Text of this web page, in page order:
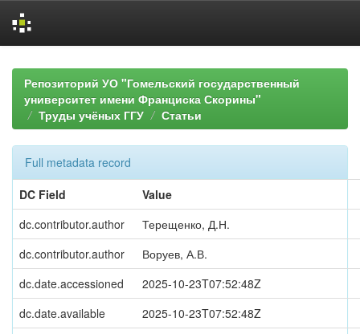
navigationРепозиторий УО "Гомельский государственный
университет имени Франциска Скорины"
Труды учёных ГГУ
Статьи
Full metadata record
DC Field
Value
dc.contributor.author
Терещенко, Д.Н.
dc.contributor.author
Воруев, А.В.
dc.date.accessioned
2025-10-23T07:52:48Z
dc.date.available
2025-10-23T07:52:48Z